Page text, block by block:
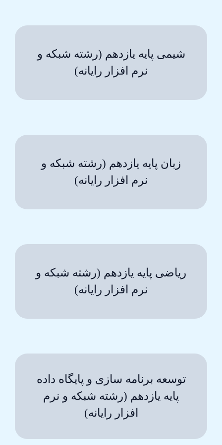
شیمی پایه یازدهم (رشته شبکه و
نرم افزار رایانه)
زبان پایه یازدهم (رشته شبکه و
نرم افزار رایانه)
ریاضی پایه یازدهم (رشته شبکه و
نرم افزار رایانه)
توسعه برنامه سازی و پایگاه داده
پایه یازدهم (رشته شبکه و نرم
افزار رایانه)